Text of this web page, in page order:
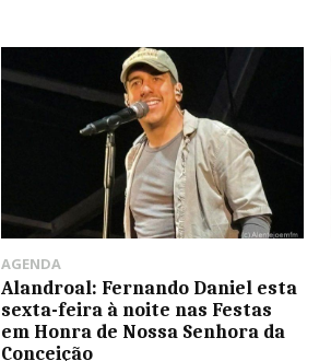
AGENDA
Alandroal: Fernando Daniel esta
sexta-feira à noite nas Festas
em Honra de Nossa Senhora da
Conceição